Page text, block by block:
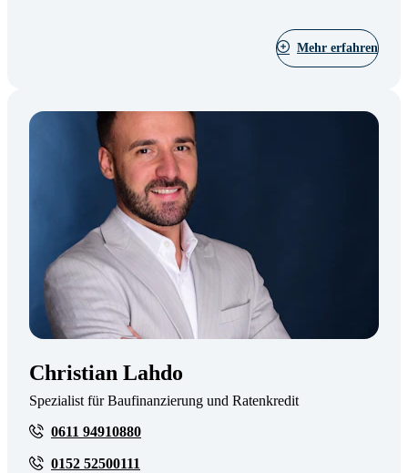
Mehr erfahren
Christian Lahdo
Spezialist für Baufinanzierung und Ratenkredit
0611 94910880
0152 52500111